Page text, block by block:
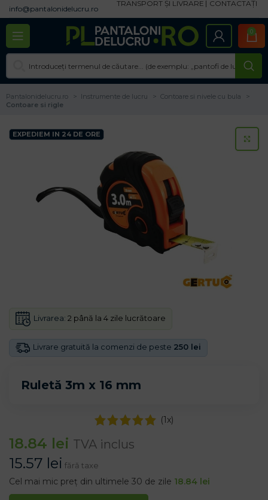
info@pantalonidelucru.ro
TRANSPORT ȘI LIVRARE CONTACTAȚI
0
Pantalonidelucru.ro Instrumente de lucru
Contoare si nivele cu bula
Contoare si rigle
EXPEDIEM IN 24 DE ORE
Ruletă 3m x 16 mm
Livrare gratuită la comenzi de peste 250 lei
Livrarea: 2 până la 4 zile lucrătoare
(1x)
18.84 lei TVA inclus
15.57 lei fără taxe
Cel mai mic preț din ultimele 30 de zile 18.84 lei